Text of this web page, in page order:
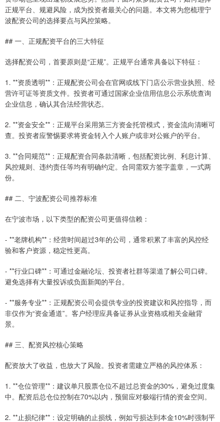
正规平台、规避风险，成为投资者最关心的问题。本文将为您梳理宁
波配资公司的选择要点与风控策略。
## 一、正规配资平台的三大特征
选择配资公司，首要原则是“正规”。正规平台通常具备以下特征：
1. **资质透明**：正规配资公司会在官网或线下门店公示营业执照、经
营许可证等资质文件。投资者可通过国家企业信用信息公示系统查询
企业信息，确认其合法经营状态。
2. **资金安全**：正规平台采用第三方资金托管模式，资金流向清晰可
查。投资者应警惕要求将资金转入个人账户或非对公账户的平台。
3. **合同规范**：正规配资合同条款清晰，包括配资比例、利息计算、
风控规则、违约责任等均有明确约定。合同需双方签字盖章，一式两
份。
## 二、宁波配资公司推荐标准
在宁波市场，以下类型的配资公司更值得信赖：
- **老牌机构**：经营时间超过3年的公司，通常积累了丰富的风控经
验和客户资源，稳定性更高。
- **行业口碑**：可通过金融论坛、投资者社群等渠道了解公司口碑。
避免选择有大量投诉或负面新闻的平台。
- **服务专业**：正规配资公司会提供专业的投资建议和风控指导，而
非仅作为“资金通道”。客户经理应具备证券从业资格或相关金融背
景。
## 三、配资风控核心策略
配资放大了收益，也放大了风险。投资者需建立严格的风控体系：
1. **仓位管理**：建议单只股票仓位不超过总资金的30%，避免过度集
中。配资后总仓位控制在70%以内，预留应对极端行情的资金空间。
2. **止损纪律**：设定明确的止损线，例如亏损达到本金10%时强制平